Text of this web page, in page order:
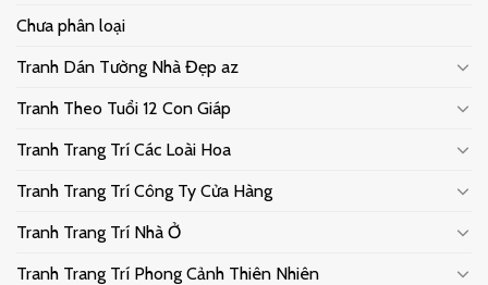
Chưa phân loại
Tranh Dán Tường Nhà Đẹp az
Tranh Theo Tuổi 12 Con Giáp
Tranh Trang Trí Các Loài Hoa
Tranh Trang Trí Công Ty Cửa Hàng
Tranh Trang Trí Nhà Ở
Tranh Trang Trí Phong Cảnh Thiên Nhiên